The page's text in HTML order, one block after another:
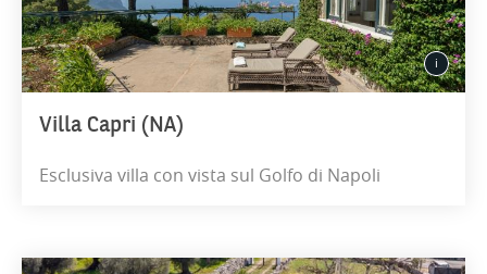
Villa Capri (NA)
Esclusiva villa con vista sul Golfo di Napoli